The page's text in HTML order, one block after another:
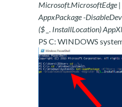
Microsoft.MicrosoftEdge |
AppxPackage -
($ _. InstallLocation)
PS C: WINDOWS